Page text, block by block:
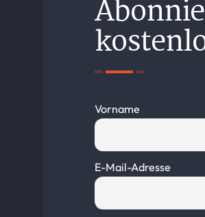
Vorname
E-Mail-Adresse